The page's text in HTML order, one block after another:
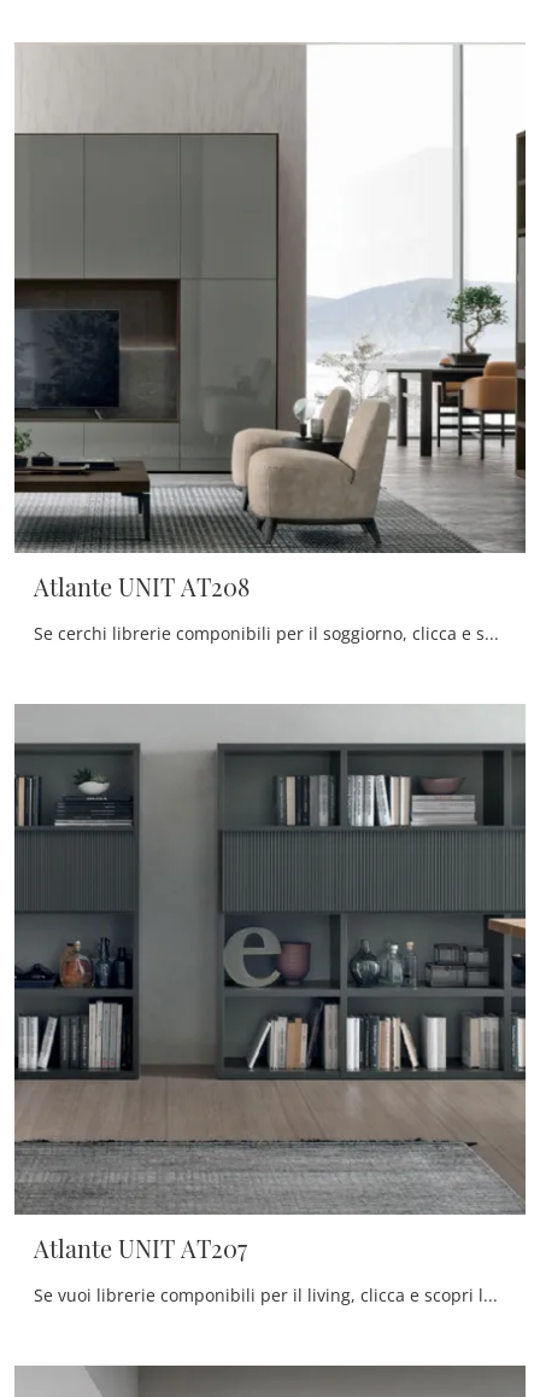
Atlante UNIT AT208
Se cerchi librerie componibili per il soggiorno, clicca e scopri le nostre soluzioni moderne: il modello Atlante UNIT AT208 Tomasella ti aspetta!
Atlante UNIT AT207
Se vuoi librerie componibili per il living, clicca e scopri le nostre soluzioni moderne: il modello Atlante UNIT AT207 Tomasella ti attende!